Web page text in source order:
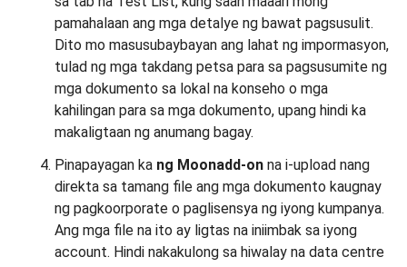
pamahalaan ang mga detalye ng bawat pagsusulit.
Dito mo masusubaybayan ang lahat ng impormasyon,
tulad ng mga takdang petsa para sa pagsusumite ng
mga dokumento sa lokal na konseho o mga
kahilingan para sa mga dokumento, upang hindi ka
makaligtaan ng anumang bagay.
Pinapayagan ka ng Moonadd-on na i-upload nang
direkta sa tamang file ang mga dokumento kaugnay
ng pagkoorporate o paglisensya ng iyong kumpanya.
Ang mga file na ito ay ligtas na iniimbak sa iyong
account. Hindi nakakulong sa hiwalay na data centre